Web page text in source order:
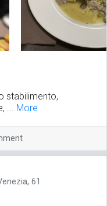
stabilimento,
... More
61